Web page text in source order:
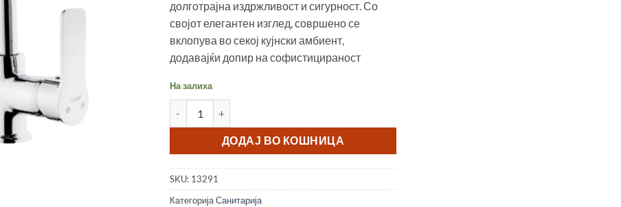
долготрајна издржливост и сигурност. Со
својот елегантен изглед, совршено се
вклопува во секој кујнски амбиент,
додавајќи допир на софистицираност
На залиха
ДОДАЈ ВО КОШНИЦА
SKU: 13291
КатегоријаСанитарија